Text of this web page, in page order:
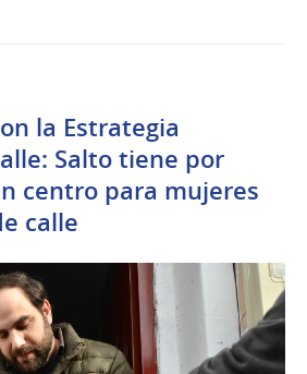
la Estrategia
Salto tiene por
centro para mujeres
calle